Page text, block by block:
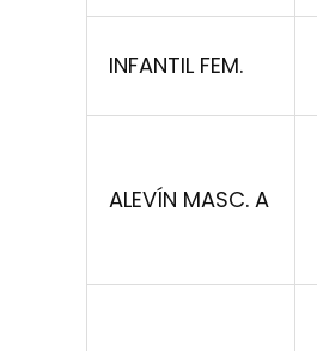
INFANTIL FEM.
ALEVÍN MASC. A